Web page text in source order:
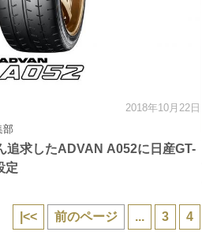
追求したADVAN A052に日産GT-
定
部
2018年10月22日
|<< 前のページ ... 3 4